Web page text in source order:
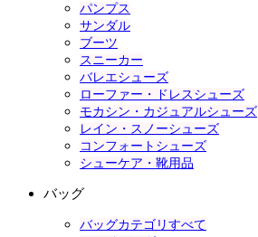
パンプス
サンダル
ブーツ
スニーカー
バレエシューズ
ローファー・ドレスシューズ
モカシン・カジュアルシューズ
レイン・スノーシューズ
コンフォートシューズ
シューケア・靴用品
バッグ
バッグカテゴリすべて